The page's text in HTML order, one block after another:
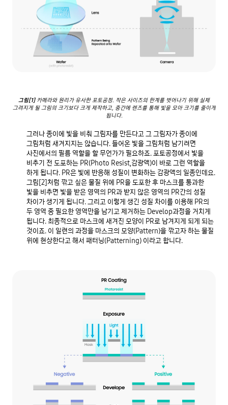
그림[1]카메라와 원리가 유사한 포토공정. 작은 사이즈의 한계를 벗어나기 위해 실제
그려지게 될 그림의 크기보다 크게 제작하고, 중간에 렌즈를 통해 빛을 모아 크기를 줄이게
됩니다.
그러나 종이에 빛을 비춰 그림자를 만든다고 그 그림자가 종이에
그림처럼 새겨지지는 않습니다. 들어온 빛을 그림처럼 남기려면
사진에서의 필름 역할을 할 무언가가 필요하죠. 포토공정에서 빛을
비추기 전 도포하는 PR(Photo Resist,감광액)이 바로 그런 역할을
하게 됩니다. PR은 빛에 반응해 성질이 변화하는 감광액의 일종인데요.
그림[2]처럼 깎고 싶은 물질 위에 PR을 도포한 후 마스크를 통과한
빛을 비추면 빛을 받은 영역의 PR과 받지 않은 영역의 PR간의 성질
차이가 생기게 됩니다. 그리고 이렇게 생긴 성질 차이를 이용해 PR의
두 영역 중 필요한 영역만을 남기고 제거하는 Develop과정을 거치게
됩니다. 최종적으로 마스크에 새겨진 모양이 PR로 남겨지게 되게 되는
것이죠. 이 일련의 과정을 마스크의 모양(Pattern)을 깎고자 하는 물질
위에 현상한다고 해서 패터닝(Patterning) 이라고 합니다.